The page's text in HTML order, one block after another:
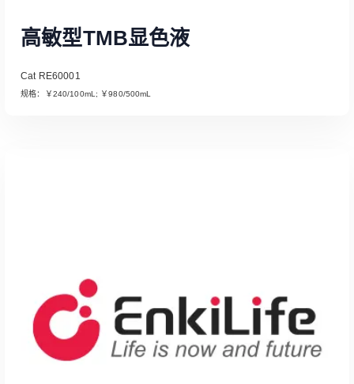
Read More
高敏型TMB显色液
Cat RE60001
规格：￥240/100mL; ￥980/500mL